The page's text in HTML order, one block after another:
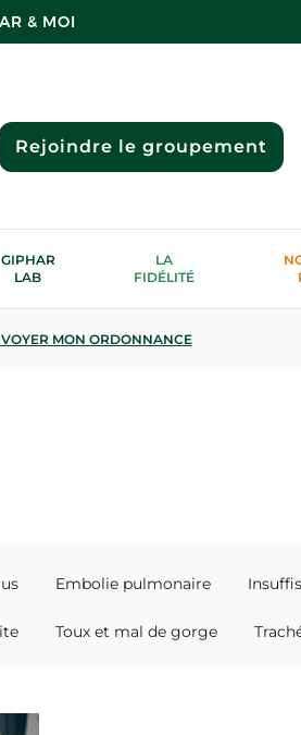
& MOI
Rejoindre le groupement
GIPHAR
LAB
LA
FIDÉLITÉ
MON ORDONNANCE
Embolie pulmonaire
Toux et mal de gorge